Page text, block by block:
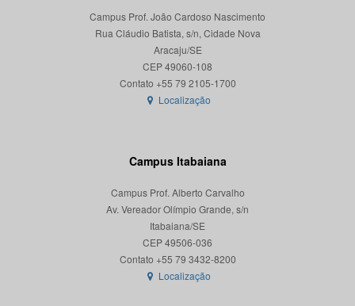
Campus Prof. João Cardoso Nascimento
Rua Cláudio Batista, s/n, Cidade Nova
Aracaju/SE
CEP 49060-108
Localização
Campus Itabaiana
Campus Prof. Alberto Carvalho
Av. Vereador Olímpio Grande, s/n
Itabaiana/SE
CEP 49506-036
Localização